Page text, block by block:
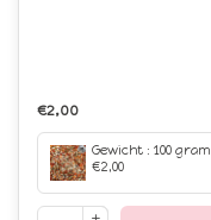
€2,00
Gewicht : 100 gram
€2,00